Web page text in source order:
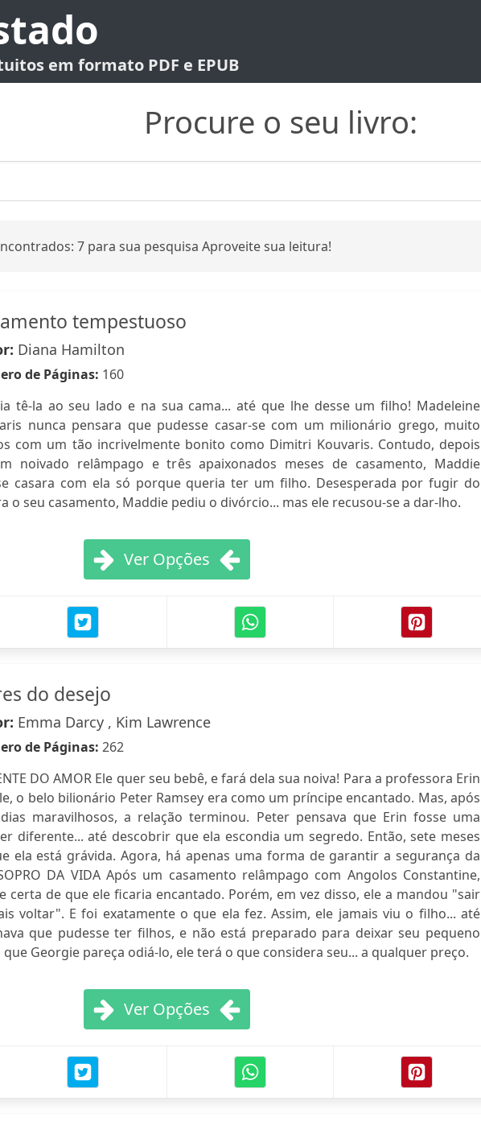
em formato PDF e EPUB
Procure o seu livro:
7 para sua pesquisa Aproveite sua leitura!
tempestuoso
Diana Hamilton
de Páginas: 160
tê-la ao seu lado e na sua cama... até que lhe desse um filho! Madeleine
nunca pensara que pudesse casar-se com um milionário grego, muito
com um tão incrivelmente bonito como Dimitri Kouvaris. Contudo, depois
noivado relâmpago e três apaixonados meses de casamento, Maddie
casara com ela só porque queria ter um filho. Desesperada por fugir do
o seu casamento, Maddie pediu o divórcio... mas ele recusou-se a dar-lho.
Ver Opções
do desejo
Emma Darcy , Kim Lawrence
de Páginas: 262
DO AMOR Ele quer seu bebê, e fará dela sua noiva! Para a professora Erin
o belo bilionário Peter Ramsey era como um príncipe encantado. Mas, após
maravilhosos, a relação terminou. Peter pensava que Erin fosse uma
diferente... até descobrir que ela escondia um segredo. Então, sete meses
ela está grávida. Agora, há apenas uma forma de garantir a segurança da
DA VIDA Após um casamento relâmpago com Angolos Constantine,
certa de que ele ficaria encantado. Porém, em vez disso, ele a mandou "sair
voltar". E foi exatamente o que ela fez. Assim, ele jamais viu o filho... até
que pudesse ter filhos, e não está preparado para deixar seu pequeno
Georgie pareça odiá-lo, ele terá o que considera seu... a qualquer preço.
Ver Opções